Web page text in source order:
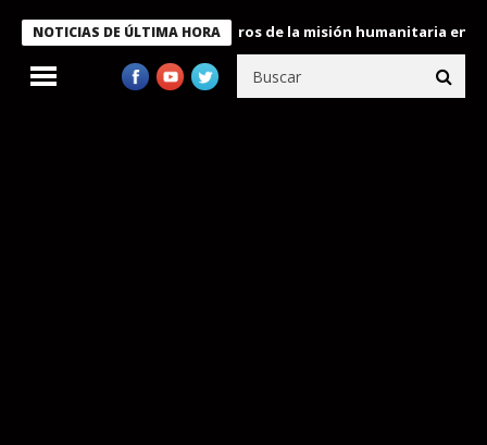
NOTICIAS DE ÚLTIMA HORA
Bukele condecora a miembros de la misión humanitaria enviada